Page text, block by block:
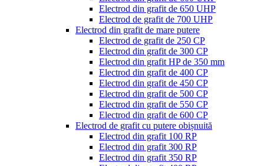
Electrod din grafit de 650 UHP
Electrod de grafit de 700 UHP
Electrod din grafit de mare putere
Electrod de grafit de 250 CP
Electrod din grafit de 300 CP
Electrod din grafit HP de 350 mm
Electrod din grafit de 400 CP
Electrod din grafit de 450 CP
Electrod din grafit de 500 CP
Electrod din grafit de 550 CP
Electrod din grafit de 600 CP
Electrod de grafit cu putere obișnuită
Electrod din grafit 100 RP
Electrod din grafit 300 RP
Electrod din grafit 350 RP